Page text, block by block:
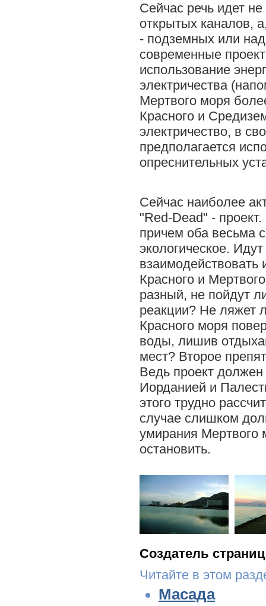
Сейчас речь идет не
открытых каналов,
- подземных или
современные
использование
электричества
Мертвого моря
Красного и
электричество, в
предполагается
опреснительных
Сейчас наиболее
"Red-Dead" -
причем оба весьма
экологическое.
Красного и
разный, не пойдут
реакции? Не ляжет
Красного моря
воды, лишив
мест? Второе
Ведь проект
Иорданией и
этого трудно
случае слишком
умирания Мертвого
остановить.
Создатель
Читайте в этом
Масада